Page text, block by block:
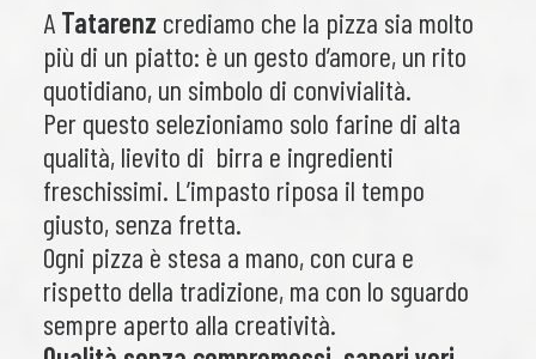
A Tatarenz crediamo che la pizza sia molto
più di un piatto: è un gesto d’amore, un rito
quotidiano, un simbolo di convivialità.
Per questo selezioniamo solo farine di alta
qualità, lievito di birra e ingredienti
freschissimi. L’impasto riposa il tempo
giusto, senza fretta.
Ogni pizza è stesa a mano, con cura e
rispetto della tradizione, ma con lo sguardo
sempre aperto alla creatività.